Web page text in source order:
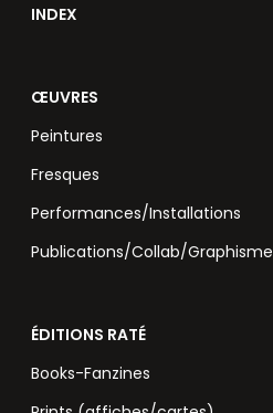
INDEX
ŒUVRES
Peintures
Fresques
Performances/Installations
Publications/Collab/Graphisme
ÉDITIONS RATÉ
Books-Fanzines